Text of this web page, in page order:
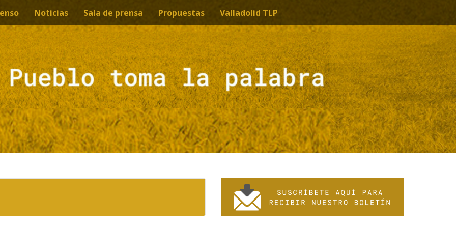
Noticias Sala de prensa Propuestas Valladolid TLP